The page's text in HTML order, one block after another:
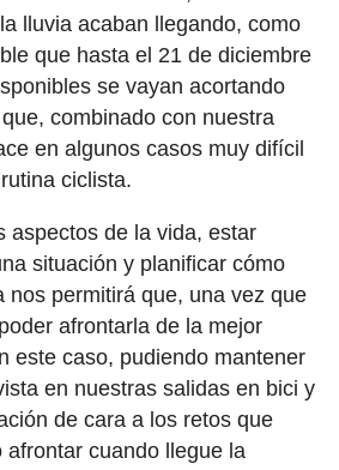
lluvia acaban llegando, como
que hasta el 21 de diciembre
se vayan acortando
combinado con nuestra
en algunos casos muy difícil
ciclista.
aspectos de la vida, estar
situación y planificar cómo
nos permitirá que, una vez que
afrontarla de la mejor
este caso, pudiendo mantener
en nuestras salidas en bici y
de cara a los retos que
afrontar cuando llegue la